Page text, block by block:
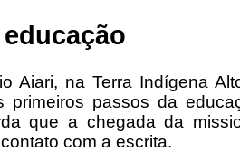
Aiari, na Terra Indígena
primeiros passos da
que a chegada da
com a escrita.